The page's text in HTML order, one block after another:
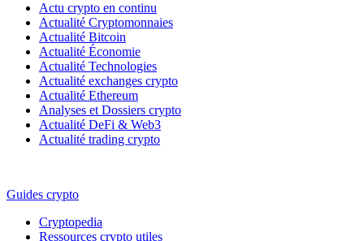
Actu crypto en continu
Actualité Cryptomonnaies
Actualité Bitcoin
Actualité Économie
Actualité Technologies
Actualité exchanges crypto
Actualité Ethereum
Analyses et Dossiers crypto
Actualité DeFi & Web3
Actualité trading crypto
Guides crypto
Cryptopedia
Ressources crypto utiles